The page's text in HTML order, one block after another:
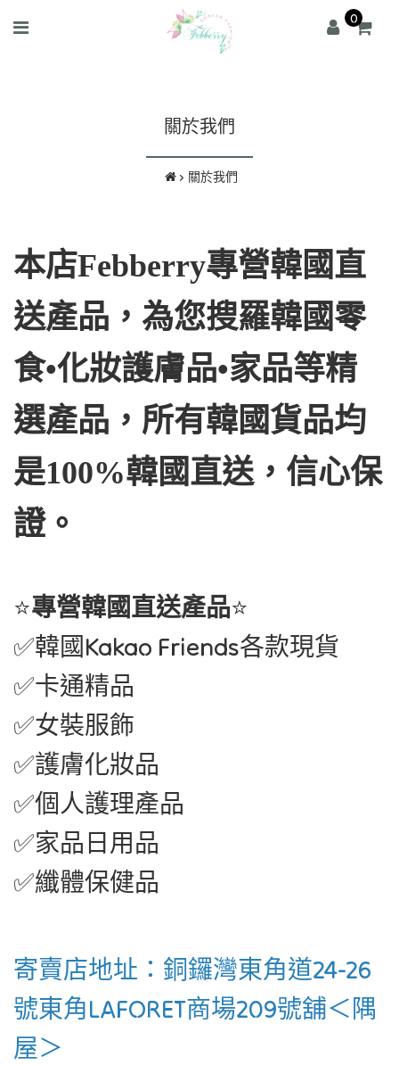
0
關於我們
關於我們
本店Febberry專營韓國直
送產品，為您搜羅韓國零
食•化妝護膚品•家品等精
選產品，所有韓國貨品均
是100%韓國直送，信心保
證。
⭐專營韓國直送產品⭐
✅韓國Kakao Friends各款現貨
✅卡通精品
✅女裝服飾
✅護膚化妝品
✅個人護理產品
✅家品日用品
✅纖體保健品
寄賣店地址：銅鑼灣東角道24-26
號東角LAFORET商場209號舖＜隅
屋＞